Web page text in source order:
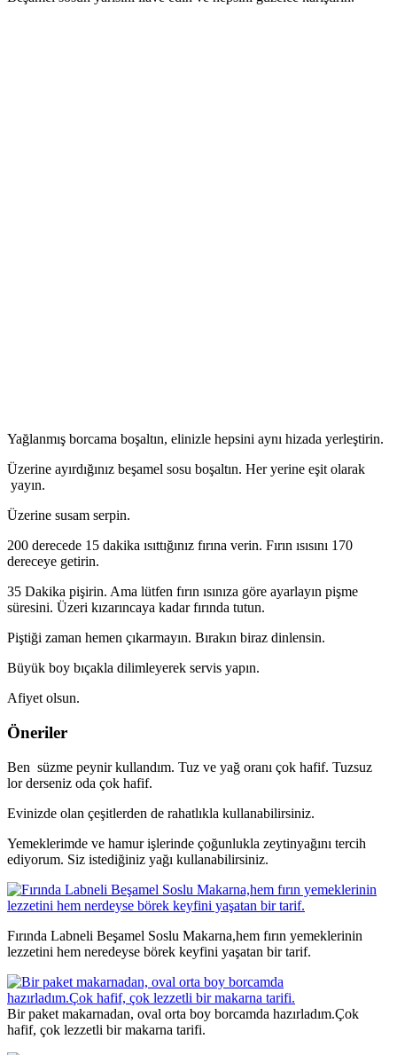
Yağlanmış borcama boşaltın, elinizle hepsini aynı hizada yerleştirin.
Üzerine ayırdığınız beşamel sosu boşaltın. Her yerine eşit olarak
yayın.
Üzerine susam serpin.
200 derecede 15 dakika ısıttığınız fırına verin. Fırın ısısını 170
dereceye getirin.
35 Dakika pişirin. Ama lütfen fırın ısınıza göre ayarlayın pişme
süresini. Üzeri kızarıncaya kadar fırında tutun.
Piştiği zaman hemen çıkarmayın. Bırakın biraz dinlensin.
Büyük boy bıçakla dilimleyerek servis yapın.
Afiyet olsun.
Öneriler
Ben süzme peynir kullandım. Tuz ve yağ oranı çok hafif. Tuzsuz
lor derseniz oda çok hafif.
Evinizde olan çeşitlerden de rahatlıkla kullanabilirsiniz.
Yemeklerimde ve hamur işlerinde çoğunlukla zeytinyağını tercih
ediyorum. Siz istediğiniz yağı kullanabilirsiniz.
Fırında Labneli Beşamel Soslu Makarna,hem fırın yemeklerinin
lezzetini hem neredeyse börek keyfini yaşatan bir tarif.
Bir paket makarnadan, oval orta boy borcamda hazırladım.Çok
hafif, çok lezzetli bir makarna tarifi.